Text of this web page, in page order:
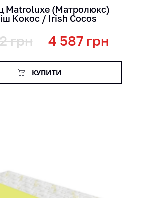
Matroluxe (Матролюкс)
Кокос / Irish Cocos
грн 4 587грн
КУПИТИ